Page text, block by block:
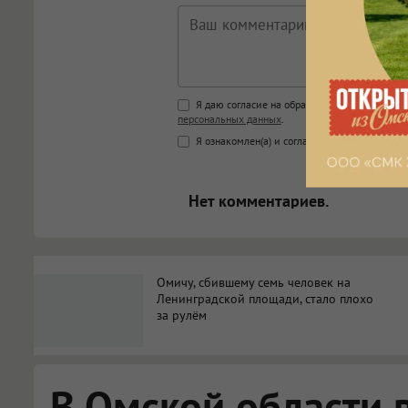
Поддержка HTML
<b>, <strong>, <u>, <i>, <em>,
<blockquote>, <code>
[img]адрес[/img] будет
Я даю согласие на обработку моих
персональных данных.
Я ознакомлен(а) и согласен(а) с
Правилами
Нет комментариев.
Омичу, сбившему семь человек на
Ленинградской площади, стало плохо
за рулём